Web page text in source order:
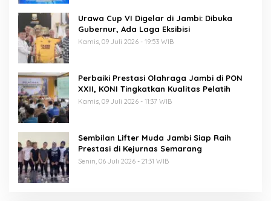
Urawa Cup VI Digelar di Jambi: Dibuka
Gubernur, Ada Laga Eksibisi
Kamis, 09 Juli 2026 - 19:53 WIB
Perbaiki Prestasi Olahraga Jambi di PON
XXII, KONI Tingkatkan Kualitas Pelatih
Kamis, 09 Juli 2026 - 11:37 WIB
Sembilan Lifter Muda Jambi Siap Raih
Prestasi di Kejurnas Semarang
Senin, 06 Juli 2026 - 21:31 WIB